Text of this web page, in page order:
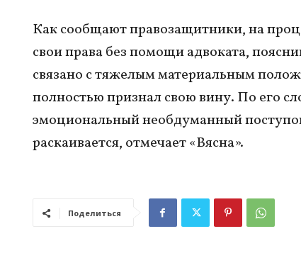
Как сообщают правозащитники, на
свои права без помощи адвоката,
связано с тяжелым материальным
полностью признал свою вину. По его
эмоциональный необдуманный
раскаивается, отмечает «Вясна».
Поделиться